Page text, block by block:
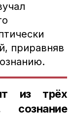
приравняв
из трёх
сознание